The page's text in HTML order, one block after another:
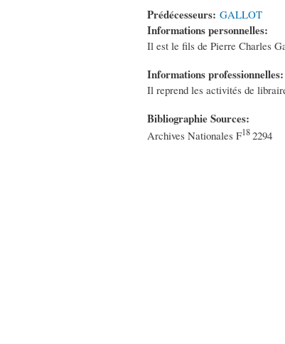
Prédécesseurs: GALLOT
Informations personnelles:
Il est le fils de Pierre Charles
Informations professionnelles:
Il reprend les activités de
Bibliographie Sources:
Archives Nationales F182294